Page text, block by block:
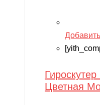
Цветная